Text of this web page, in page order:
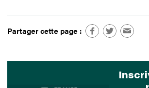
Partager cette page :